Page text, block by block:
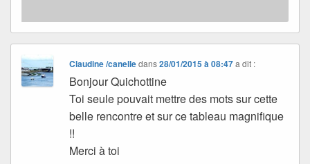
Claudine /canelledans28/01/2015 à 08:47 a dit :
Bonjour Quichottine
Toi seule pouvait mettre des mots sur cette
belle rencontre et sur ce tableau magnifique
!!
Merci à toi